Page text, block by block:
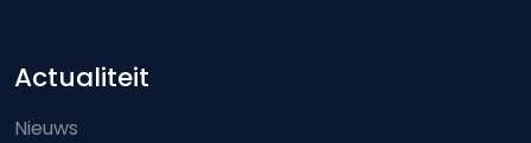
Actualiteit
Nieuws